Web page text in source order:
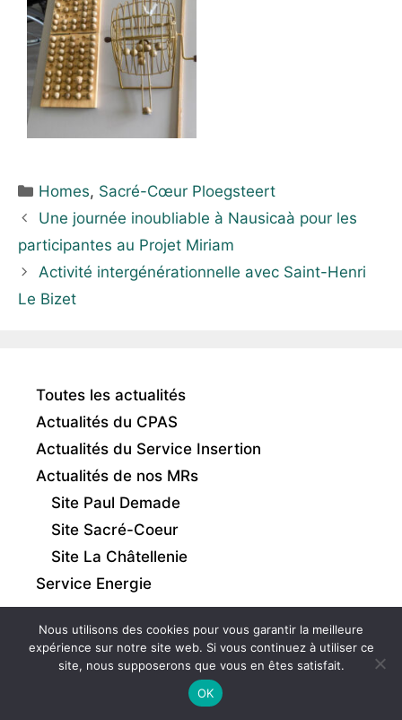
Homes, Sacré-Cœur Ploegsteert
Une journée inoubliable à Nausicaà pour les
participantes au Projet Miriam
Activité intergénérationnelle avec Saint-Henri
Le Bizet
Toutes les actualités
Actualités du CPAS
Actualités du Service Insertion
Actualités de nos MRs
Site Paul Demade
Site Sacré-Coeur
Site La Châtellenie
Service Energie
Intranet|Mentions légales|Gestion des cookies
© 2026 - CPAS de Comines-Warneton
Nous utilisons des cookies pour vous garantir la meilleure
expérience sur notre site web. Si vous continuez à utiliser ce
site, nous supposerons que vous en êtes satisfait.
OK